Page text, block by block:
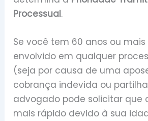
Processual.
Se você tem 60 anos ou
envolvido em qualquer
(seja por causa de uma
cobrança indevida ou
advogado pode solicitar que
mais rápido devido à sua